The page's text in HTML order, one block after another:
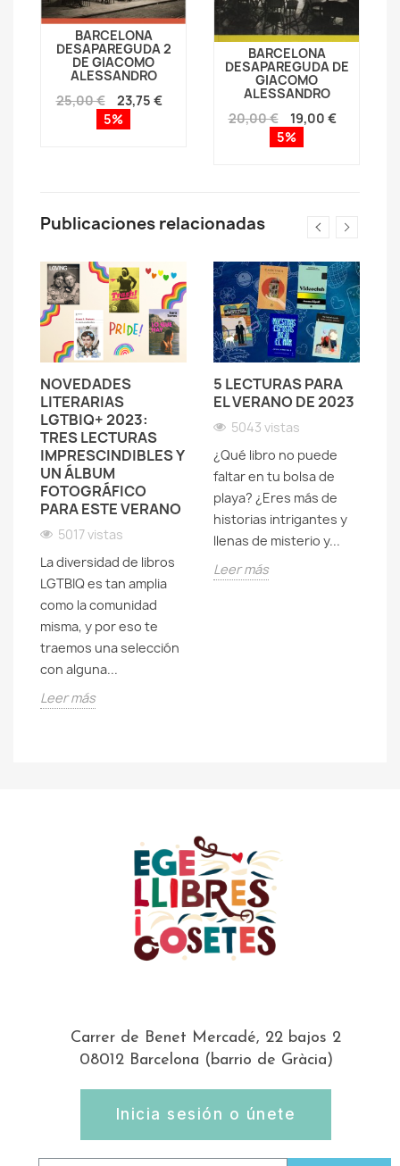
BARCELONA
DESAPAREGUDA 2
DE GIACOMO
ALESSANDRO
25,00 €
23,75 €
5%
BARCELONA
DESAPAREGUDA DE
GIACOMO
ALESSANDRO
20,00 €
19,00 €
5%
Publicaciones relacionadas
NOVEDADES
LITERARIAS
LGTBIQ+ 2023:
TRES LECTURAS
IMPRESCINDIBLES Y
UN ÁLBUM
FOTOGRÁFICO
PARA ESTE VERANO
5017 vistas
La diversidad de libros
LGTBIQ es tan amplia
como la comunidad
misma, y por eso te
traemos una selección
con alguna...
Leer más
5 LECTURAS PARA
EL VERANO DE 2023
5043 vistas
¿Qué libro no puede
faltar en tu bolsa de
playa? ¿Eres más de
historias intrigantes y
llenas de misterio y...
Leer más
Carrer de Benet Mercadé, 22 bajos 2
08012 Barcelona (barrio de Gràcia)
Inicia sesión o únete